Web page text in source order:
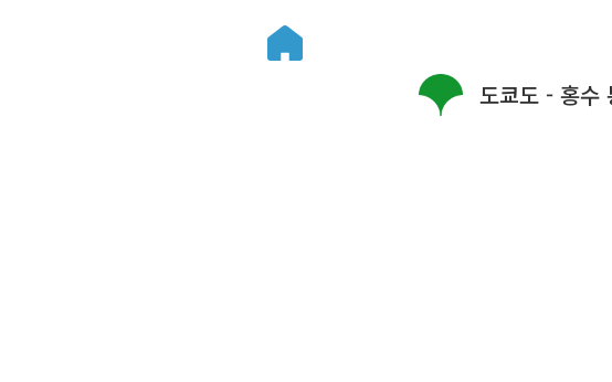
도쿄도 - 홍수